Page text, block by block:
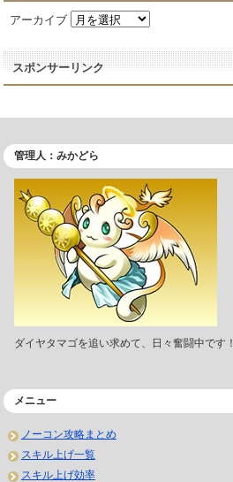
アーカイブ
スポンサーリンク
管理人：みかどら
ダイヤタマゴを追い求めて、日々奮闘中です！
メニュー
ノーコン攻略まとめ
スキル上げ一覧
スキル上げ効率